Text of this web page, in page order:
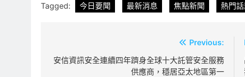
Tagged: 今日要聞 最新消息 焦點新聞 熱門
章
Previous:
安信資訊安全連續四年躋身全球十大託管安全服務
供應商，穩居亞太地區第一